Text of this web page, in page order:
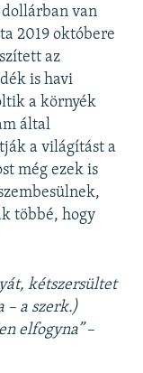
van
2019 októbere
az
is havi
a környék
által
a világítást a
még ezek is
többé, hogy
kétszersültet
– a szerk.)
elfogyna”–